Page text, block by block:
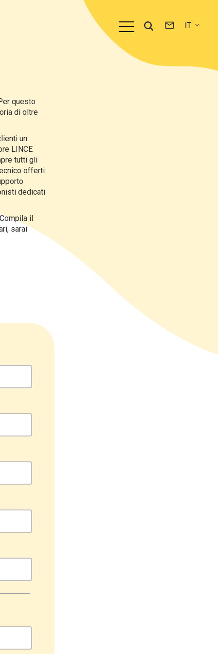
questo
di oltre
un
LINCE
tutti gli
offerti
dedicati
il
sarai